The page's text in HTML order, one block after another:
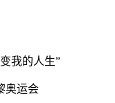
我的人生”
奥运会